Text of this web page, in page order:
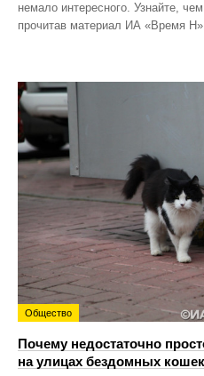
немало интересного. Узнайте,
прочитав материал ИА «Время
Общество
Почему недостаточно
на улицах бездомных кошек